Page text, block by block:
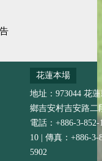
花蓮本場
地址：973044 花
鄉吉安村吉安路二
電話：+886-3-852-
10 | 傳真：+886-3-
5902